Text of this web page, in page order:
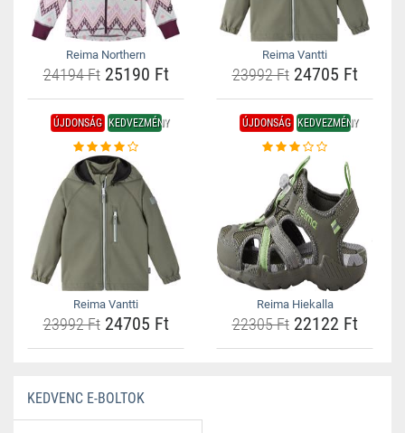
Reima Northern
24194 Ft25190 Ft
Reima Vantti
23992 Ft24705 Ft
ÚJDONSÁG KEDVEZMÉNY
Reima Vantti
23992 Ft24705 Ft
ÚJDONSÁG KEDVEZMÉNY
Reima Hiekalla
22305 Ft22122 Ft
KEDVENC E-BOLTOK